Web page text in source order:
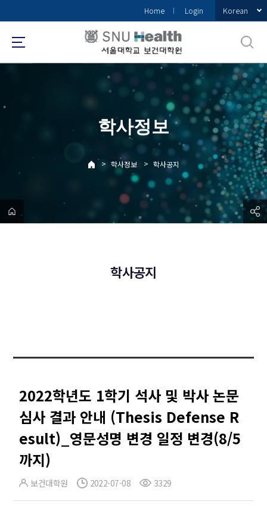
로
메
Home Login Korean
학사정보
> 학사정보 > 학사공지
학사공지
2022학년도 1학기 석사 및 박사 논문
심사 결과 안내 (Thesis Defense R
esult)_영문성명 변경 일정 변경(8/5
까지)
보건대학원 2022-07-08 3329